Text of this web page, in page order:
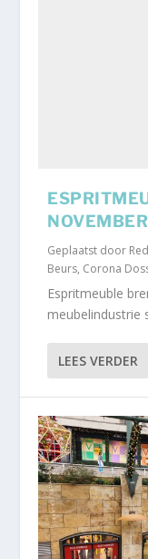
Geplaatst door
Beurs, Corona
Espritmeuble
meubelindustrie
LEES VERDER